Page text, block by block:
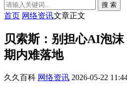
搜 索
首页 网络资讯文章正文
贝索斯：别担心AI泡
期内难落地
久久百科 网络资讯 2026-05-22